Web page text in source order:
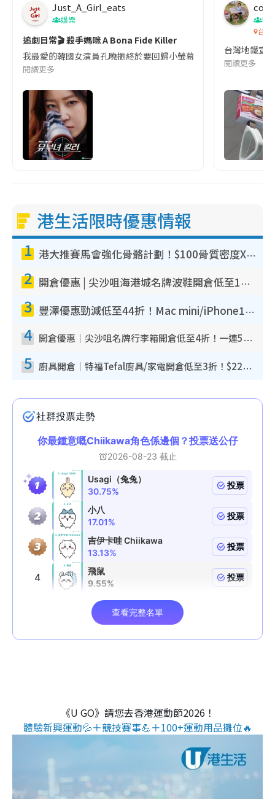
Just_A_Girl_eats
娛樂
追劇日常🎬 殺手媽咪 A Bona Fide Killer
我最愛的韓國女演員孔曉振終於要回歸小螢幕啦!這次的劇本改編
閱讀更多
co
吹
台灣
台灣地鐵宣
閱讀更多
港生活限時優惠情報
1 港大推賽馬會強化骨骼計劃！$100骨質密度X光檢查 完成免費運動訓練送超市禮券！附參加資格
2 開倉優惠 | 尖沙咀海港城名牌波鞋開倉低至1折！On鞋$899起／Joy&Peace鞋履$98起
3 豐澤優惠勁減低至44折！Mac mini/iPhone17Pro大減價！廚房家電$220起
4 開倉優惠｜尖沙咀名牌行李箱開倉低至4折！一連5日 American Tourister/ace./Hallmark $200起！
5 廚具開倉｜特福Tefal廚具/家電開倉低至3折！$220起買平底鍋/炒鑊/湯煲！電飯煲/吸塵機/燙斗$418起
《U GO》請您去香港運動節2026！
體驗新興運動💦＋競技賽事💪＋100+運動用品攤位🔥